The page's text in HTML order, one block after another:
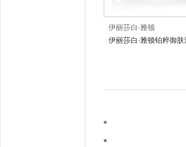
伊丽莎白·雅顿
伊丽莎白·雅顿铂粹御